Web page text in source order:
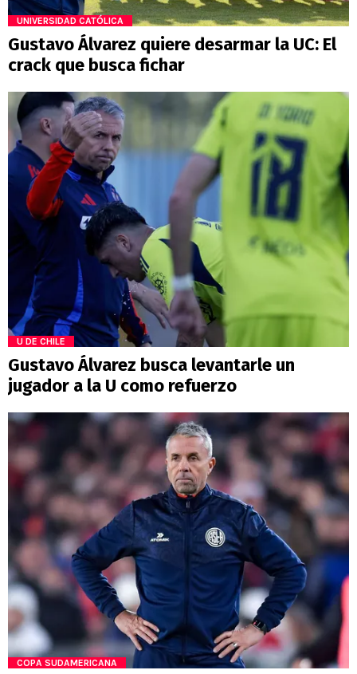
UNIVERSIDAD CATÓLICA
Gustavo Álvarez quiere desarmar la UC: El
crack que busca fichar
U DE CHILE
Gustavo Álvarez busca levantarle un
jugador a la U como refuerzo
COPA SUDAMERICANA